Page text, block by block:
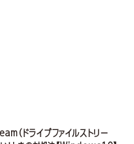
ドライブファイルストリー